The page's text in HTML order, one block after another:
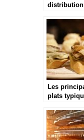
Les
plats